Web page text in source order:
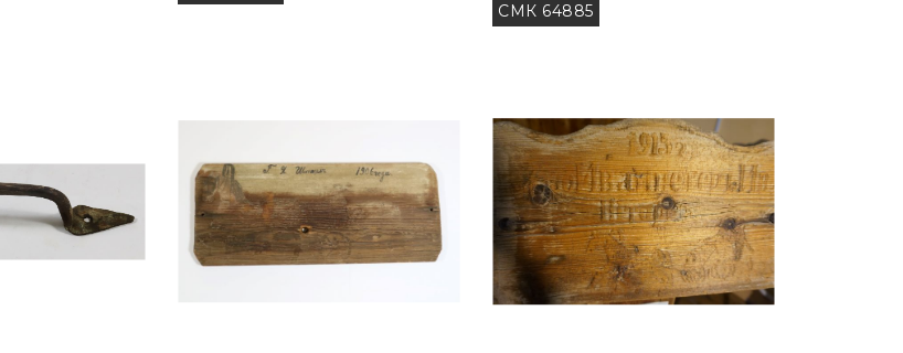
CMК 64885